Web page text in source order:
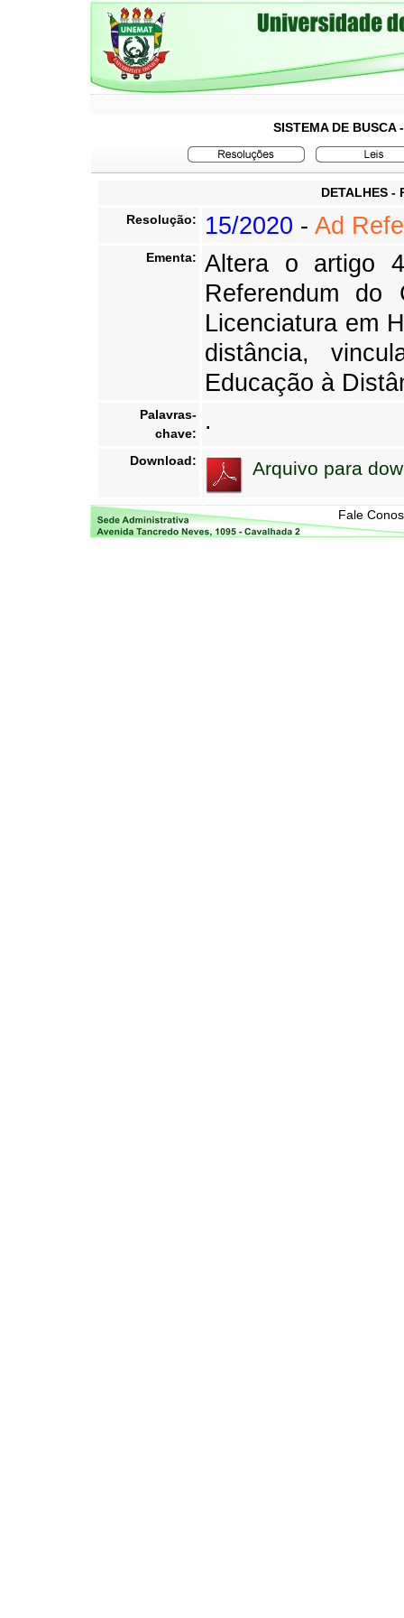
SISTEMA DE BUSCA
DETALHES -
Resolução:
15/2020 - Ad
Ementa:
Altera o artigo
Referendum
Licenciatura em
distância,
Educação à
Palavras-
chave:
.
Download: Arquivo para
Fale